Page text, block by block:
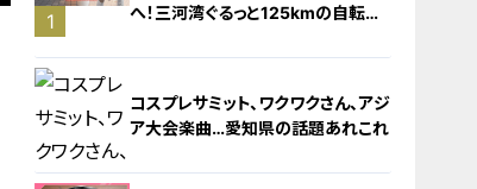
1
へ！三河湾ぐるっと125kmの自転車
コスプレサミット、ワクワクさん、アジ
ア大会楽曲…愛知県の話題あれこれ